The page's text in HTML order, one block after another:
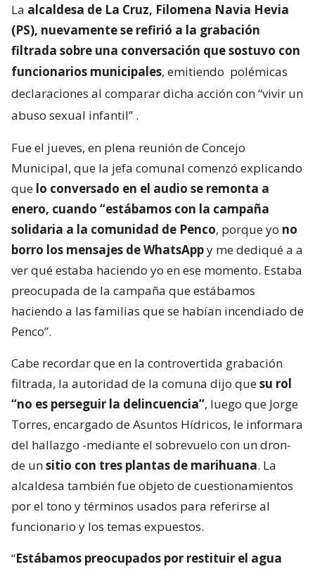
La alcaldesa de La Cruz, Filomena Navia Hevia
(PS), nuevamente se refirió a la grabación
filtrada sobre una conversación que sostuvo con
funcionarios municipales, emitiendo polémicas
declaraciones al comparar dicha acción con “vivir un
abuso sexual infantil” .
Fue el jueves, en plena reunión de Concejo
Municipal, que la jefa comunal comenzó explicando
que lo conversado en el audio se remonta a
enero, cuando “estábamos con la campaña
solidaria a la comunidad de Penco, porque yo no
borro los mensajes de WhatsAppy me dediqué a a
ver qué estaba haciendo yo en ese momento. Estaba
preocupada de la campaña que estábamos
haciendo a las familias que se habían incendiado de
Penco”.
Cabe recordar que en la controvertida grabación
filtrada, la autoridad de la comuna dijo quesu rol
“no es perseguir la delincuencia”, luego que Jorge
Torres, encargado de Asuntos Hídricos, le informara
del hallazgo -mediante el sobrevuelo con un dron-
de unsitio con tres plantas de marihuana. La
alcaldesa también fue objeto de cuestionamientos
por el tono y términos usados para referirse al
funcionario y los temas expuestos.
“Estábamos preocupados por restituir el agua